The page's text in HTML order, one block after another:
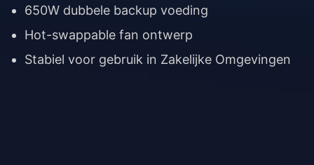
650W dubbele backup voeding
Hot-swappable fan ontwerp
Stabiel voor gebruik in Zakelijke Omgevingen